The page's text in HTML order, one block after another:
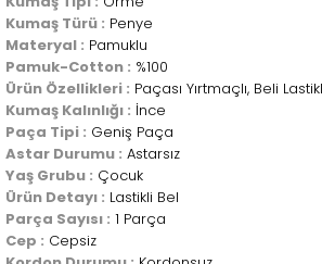
Kumaş Türü : Penye
Materyal : Pamuklu
Pamuk-Cotton : %100
Ürün Özellikleri : Paçası Yırtmaçlı, Beli
Kumaş Kalınlığı : İnce
Paça Tipi : Geniş Paça
Astar Durumu : Astarsız
Yaş Grubu : Çocuk
Ürün Detayı : Lastikli Bel
Parça Sayısı : 1 Parça
Cep : Cepsiz